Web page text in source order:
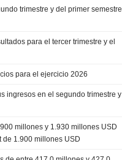
trimestre y del primer semestre
para el tercer trimestre y el
para el ejercicio 2026
ingresos en el segundo trimestre y
millones y 1.930 millones USD
de 1.900 millones USD